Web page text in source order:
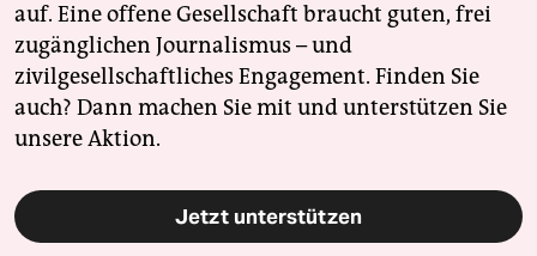
auf. Eine offene Gesellschaft braucht guten, frei
zugänglichen Journalismus – und
zivilgesellschaftliches Engagement. Finden Sie
auch? Dann machen Sie mit und unterstützen Sie
unsere Aktion.
Jetzt unterstützen